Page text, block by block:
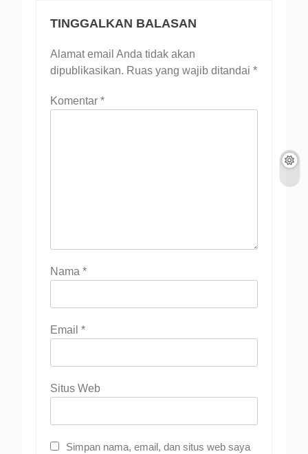
TINGGALKAN BALASAN
Alamat email Anda tidak akan
dipublikasikan. Ruas yang wajib ditandai *
Komentar *
Nama *
Email *
Situs Web
Simpan nama, email, dan situs web saya